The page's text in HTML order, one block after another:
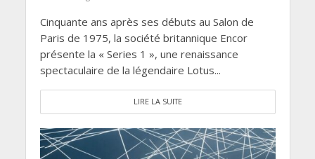
Cinquante ans après ses débuts au Salon de
Paris de 1975, la société britannique Encor
présente la « Series 1 », une renaissance
spectaculaire de la légendaire Lotus...
LIRE LA SUITE